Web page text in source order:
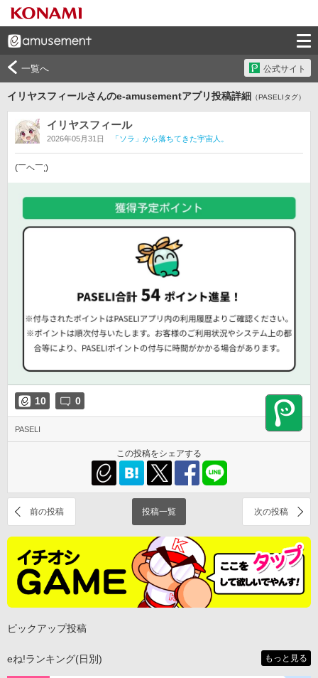
一覧へ 公式サイト
イリヤスフィールさんのe-amusementアプリ投稿詳細 （PASELIタグ）
イリヤスフィール
2026年05月31日 「ソラ」から落ちてきた宇宙人。
(⁠￣⁠ヘ⁠￣⁠;⁠)
10 0
PASELI
この投稿をシェアする
前の投稿 投稿一覧 次の投稿
ピックアップ投稿
eね!ランキング(日別) もっと見る